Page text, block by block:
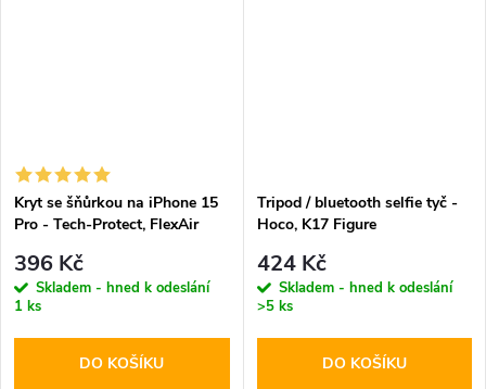
Kryt se šňůrkou na iPhone 15
Pro - Tech-Protect, FlexAir
396 Kč
Skladem - hned k odeslání
1 ks
DO KOŠÍKU
Tripod / bluetooth selfie tyč -
Hoco, K17 Figure
424 Kč
Skladem - hned k odeslání
>5 ks
DO KOŠÍKU